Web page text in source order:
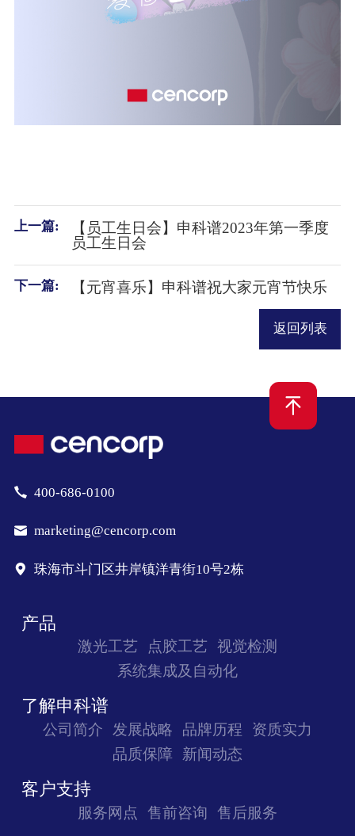
上一篇:
【员工生日会】申科谱2023年第一季度
员工生日会
下一篇: 【元宵喜乐】申科谱祝大家元宵节快乐
返回列表
400-686-0100
marketing@cencorp.com
珠海市斗门区井岸镇洋青街10号2栋
产品
激光工艺 点胶工艺
视觉检测
系统集成及自动化
了解申科谱
公司简介 发展战略 品牌历程
资质实力
品质保障
新闻动态
客户支持
服务网点 售前咨询 售后服务